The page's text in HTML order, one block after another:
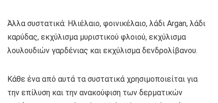
Άλλα συστατικά: Ηλιέλαιο, φοινικέλαιο, λάδι Argan, λάδι
καρύδας, εκχύλισμα μυριστικού φλοιού, εκχύλισμα
λουλουδιών γαρδένιας και εκχύλισμα δενδρολίβανου.
Κάθε ένα από αυτά τα συστατικά χρησιμοποιείται για
την επίλυση και την ανακούφιση των δερματικών